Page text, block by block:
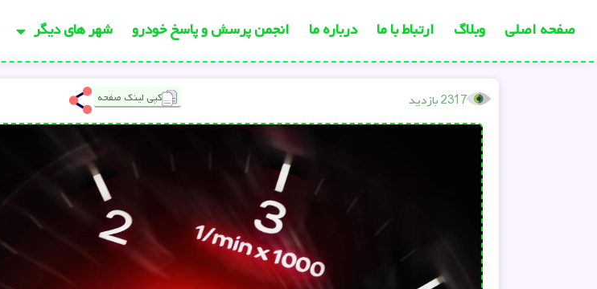
صفحه اصلی وبلاگ ارتباط با ما درباره ما انجمن پرسش و پاسخ خودرو شهر های دیگر
2317 بازدید کپی لینک صفحه